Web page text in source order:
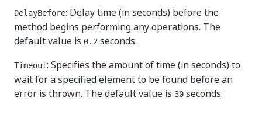
DelayBefore: Delay time (in seconds) before the
method begins performing any operations. The
default value is 0.2 seconds.
Timeout: Specifies the amount of time (in seconds) to
wait for a specified element to be found before an
error is thrown. The default value is 30 seconds.